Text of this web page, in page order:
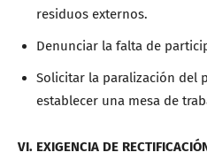
residuos externos.
Denunciar la falta de
Solicitar la paralización del
establecer una mesa de
VI. EXIGENCIA DE